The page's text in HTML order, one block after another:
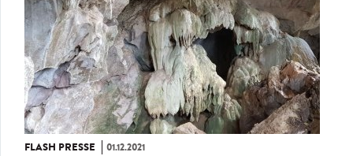
FLASH PRESSE 01.12.2021